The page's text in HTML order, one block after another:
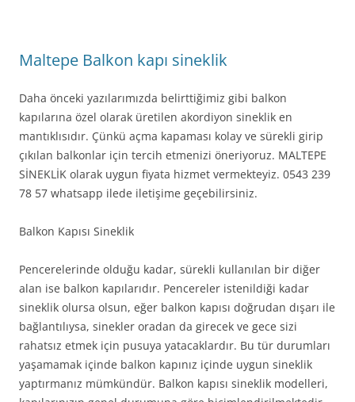
Maltepe Balkon kapı sineklik
Daha önceki yazılarımızda belirttiğimiz gibi balkon
kapılarına özel olarak üretilen akordiyon sineklik en
mantıklısıdır. Çünkü açma kapaması kolay ve sürekli girip
çıkılan balkonlar için tercih etmenizi öneriyoruz. MALTEPE
SİNEKLİK olarak uygun fiyata hizmet vermekteyiz. 0543 239
78 57 whatsapp ilede iletişime geçebilirsiniz.
Balkon Kapısı Sineklik
Pencerelerinde olduğu kadar, sürekli kullanılan bir diğer
alan ise balkon kapılarıdır. Pencereler istenildiği kadar
sineklik olursa olsun, eğer balkon kapısı doğrudan dışarı ile
bağlantılıysa, sinekler oradan da girecek ve gece sizi
rahatsız etmek için pusuya yatacaklardır. Bu tür durumları
yaşamamak içinde balkon kapınız içinde uygun sineklik
yaptırmanız mümkündür. Balkon kapısı sineklik modelleri,